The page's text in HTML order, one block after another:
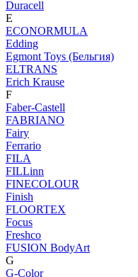
Duracell
E
ECONORMULA
Edding
Egmont Toys (Бельгия)
ELTRANS
Erich Krause
F
Faber-Castell
FABRIANO
Fairy
Ferrario
FILA
FILLinn
FINECOLOUR
Finish
FLOORTEX
Focus
Freshco
FUSION BodyArt
G
G-Color